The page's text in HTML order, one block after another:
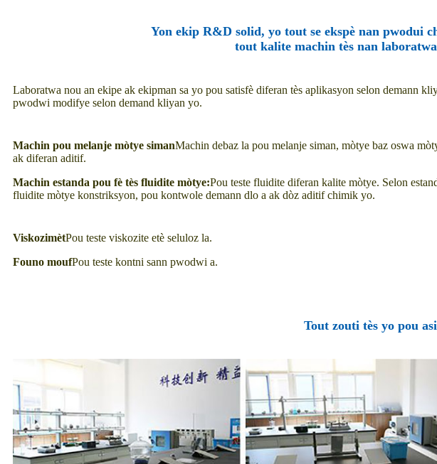
Yon ekip R&D solid, yo tout se ekspè nan pwodui
tout kalite machin tès nan
Laboratwa nou an ekipe ak ekipman sa yo pou satisfè diferan tès aplikasyon selon demann
pwodwi modifye selon demand kliyan yo.
Machin pou melanje mòtye simanMachin debaz la pou melanje siman, mòtye baz oswa
ak diferan aditif.
Machin estanda pou fè tès fluidite mòtye:Pou teste fluidite diferan kalite mòtye. Selon
fluidite mòtye konstriksyon, pou kontwole demann dlo a ak dòz aditif chimik yo.
ViskozimètPou teste viskozite etè seluloz la.
Founo moufPou teste kontni sann pwodwi a.
Tout zouti tès yo pou